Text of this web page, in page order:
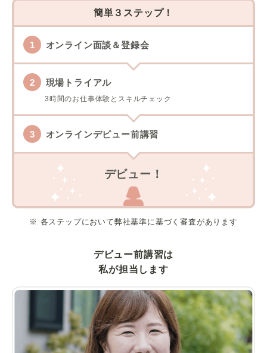
簡単３ステップ！
オンライン面談＆登録会
現場トライアル
3時間のお仕事体験とスキルチェック
オンラインデビュー前講習
デビュー！
※ 各ステップにおいて弊社基準に基づく審査があります
デビュー前講習は
私が担当します